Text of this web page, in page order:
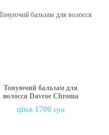
Тонуючий бальзам для
волосся Davroe Chroma
Colour Treatments Clear
Gloss, 200 мл
ціна 1700 грн